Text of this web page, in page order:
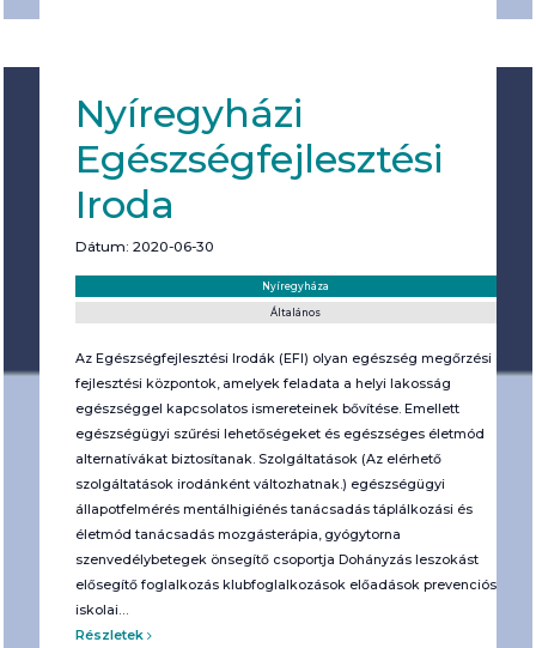
Nyíregyházi
Egészségfejlesztési
Iroda
Dátum: 2020-06-30
Nyíregyháza
Általános
Az Egészségfejlesztési Irodák (EFI) olyan egészség megőrzési és
fejlesztési központok, amelyek feladata a helyi lakosság
egészséggel kapcsolatos ismereteinek bővítése. Emellett
egészségügyi szűrési lehetőségeket és egészséges életmód
alternatívákat biztosítanak. Szolgáltatások (Az elérhető
szolgáltatások irodánként változhatnak.) egészségügyi
állapotfelmérés mentálhigiénés tanácsadás táplálkozási és
életmód tanácsadás mozgásterápia, gyógytorna
szenvedélybetegek önsegítő csoportja Dohányzás leszokást
elősegítő foglalkozás klubfoglalkozások előadások prevenciós
iskolai…
Részletek